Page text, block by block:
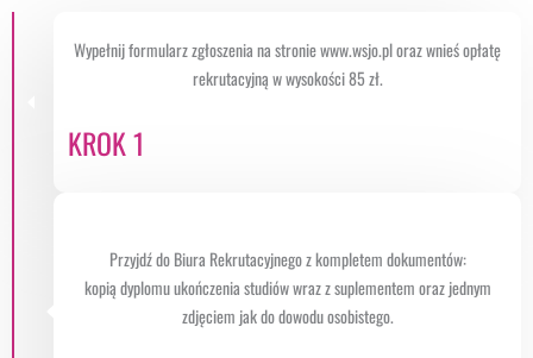
Wypełnij formularz zgłoszenia na stronie www.wsjo.pl oraz wnieś opłatę
rekrutacyjną w wysokości 85 zł.
KROK 1
Przyjdź do Biura Rekrutacyjnego z kompletem dokumentów:
kopią dyplomu ukończenia studiów wraz z suplementem oraz jednym
zdjęciem jak do dowodu osobistego.